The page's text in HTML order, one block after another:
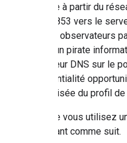
obtenue à partir du
le port 853 vers le
par des observateurs
contre un pirate
le serveur DNS sur le
confidentialité
généralisée du profil
Lorsque vous utilisez
procédant comme suit.